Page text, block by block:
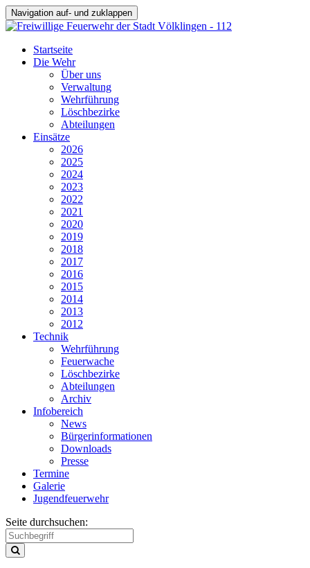
Navigation auf- und zuklappen
Startseite
Die Wehr
Über uns
Verwaltung
Wehrführung
Löschbezirke
Abteilungen
Einsätze
2026
2025
2024
2023
2022
2021
2020
2019
2018
2017
2016
2015
2014
2013
2012
Technik
Wehrführung
Feuerwache
Löschbezirke
Abteilungen
Archiv
Infobereich
News
Bürgerinformationen
Downloads
Presse
Termine
Galerie
Jugendfeuerwehr
Seite durchsuchen: